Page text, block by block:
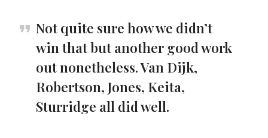
Not quite sure how we didn’t
win that but another good work
out nonetheless. Van Dijk,
Robertson, Jones, Keita,
Sturridge all did well.